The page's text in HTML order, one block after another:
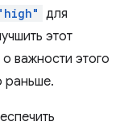
для
этот
важности этого
раньше.